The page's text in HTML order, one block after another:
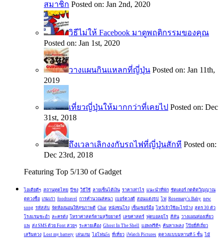
สมาชิก Posted on: Jan 2nd, 2020
วิธีไม่ให้ Facebook มาดูพฤติกรรมของคุณ
Posted on: Jan 1st, 2020
วางแผนกินแหลกที่ญี่ปุ่น Posted on: Jan 11th,
2019
เที่ยวญี่ปุ่นให้มากกว่าที่เคยไป Posted on: Dec
31st, 2018
ถึงเวลาเลิกงงกับรถไฟที่ญี่ปุ่นสักที Posted on:
Dec 23rd, 2018
Featuring Top 5/130 of Gadget
ไอเดียดีๆ สถานทูตไทย ปีชง วิธีใช้ ลายเซ็นได้เงิน ราคาเท่าไร แนะนำที่พัก ชัตเตอร์ กดติดวิญญาณ
ดูดวงชื่อ เกมเก่า foodtravel การคำนวณลัคนา เบอร์ดวงดี สอนแต่งรูป ไฟ Rosemary's Baby new
song รหัสลับ จัดห้องนอนให้สุขภาพดี Chat หนังชนโรง เซ็นเซอร์มือ ไหว้เจ้าใช้อะไรบ้าง สูตร 30 ตัว
โรงแรมชะอำ ละครดัง โหราศาสตร์ตามสุริยยาตร์ เลขศาสตร์ ฟุตบอลยูโร สีสัน วางแผนท่องเที่ยว
แพ ส่ง SMS ด้วย Font สวยๆ ระคายเคือง Ghost In The Shell แอพฟรีดีๆ ค้นหาเพลง โป๊ยยี่สีเถี่ยว
เสริมดวง Lost my battery เล่นเกม ไอโฟน5s ที่เที่ยว iWatch Pictures ดูดวงแบบมหานที 5 ชั้น ไม้